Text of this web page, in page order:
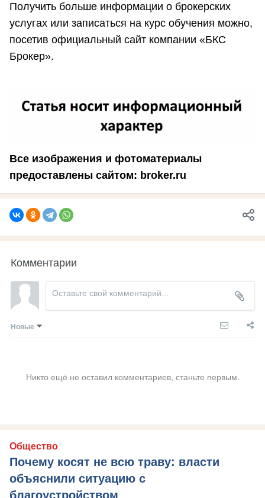
Получить больше информации о брокерских
услугах или записаться на курс обучения можно,
посетив официальный сайт компании «БКС
Брокер».
Все изображения и фотоматериалы
предоставлены сайтом: broker.ru
Комментарии
Новые
Никто ещё не оставил комментариев, станьте первым.
Общество
Почему косят не всю траву: власти
объяснили ситуацию с
благоустройством